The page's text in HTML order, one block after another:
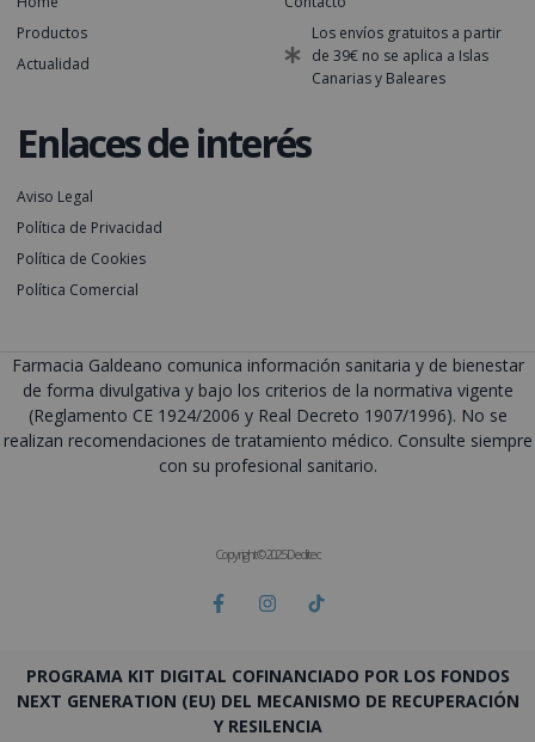
Productos
Actualidad
Los envíos gratuitos a partir
de 39€ no se aplica a Islas
Canarias y Baleares
Enlaces de interés
Aviso Legal
Política de Privacidad
Política de Cookies
Política Comercial
Farmacia Galdeano comunica información sanitaria y de bienestar
de forma divulgativa y bajo los criterios de la normativa vigente
(Reglamento CE 1924/2006 y Real Decreto 1907/1996). No se
realizan recomendaciones de tratamiento médico. Consulte siempre
con su profesional sanitario.
Copyright © 2025 Deditec
PROGRAMA KIT DIGITAL COFINANCIADO POR LOS FONDOS
NEXT GENERATION (EU) DEL MECANISMO DE RECUPERACIÓN
Y RESILENCIA